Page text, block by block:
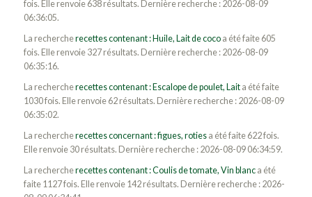
fois. Elle renvoie 638 résultats. Dernière recherche : 2026-08-09
06:36:05.
La rechercherecettes contenant : Huile, Lait de cocoa été faite 605
fois. Elle renvoie 327 résultats. Dernière recherche : 2026-08-09
06:35:16.
La rechercherecettes contenant : Escalope de poulet, Laita été faite
1030 fois. Elle renvoie 62 résultats. Dernière recherche : 2026-08-09
06:35:02.
La rechercherecettes concernant : figues, rotiesa été faite 622 fois.
Elle renvoie 30 résultats. Dernière recherche : 2026-08-09 06:34:59.
La rechercherecettes contenant : Coulis de tomate, Vin blanca été
faite 1127 fois. Elle renvoie 142 résultats. Dernière recherche : 2026-